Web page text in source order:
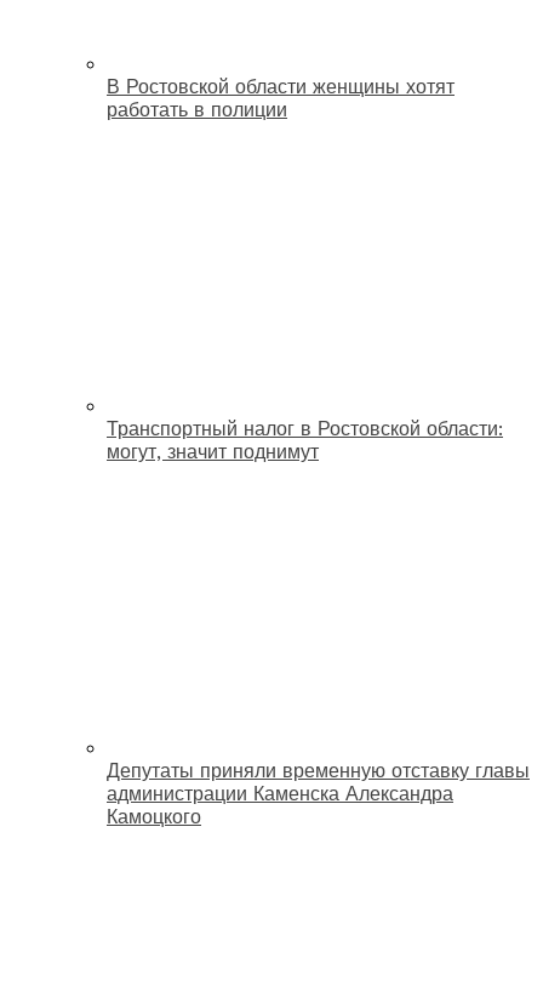
В Ростовской области женщины хотят
работать в полиции
Транспортный налог в Ростовской области:
могут, значит поднимут
Депутаты приняли временную отставку главы
администрации Каменска Александра
Камоцкого